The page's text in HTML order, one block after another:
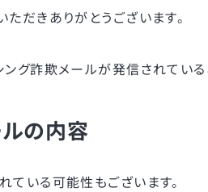
だきありがとうございます。
ング詐欺メールが発信されてい
の内容
いる可能性もございます。